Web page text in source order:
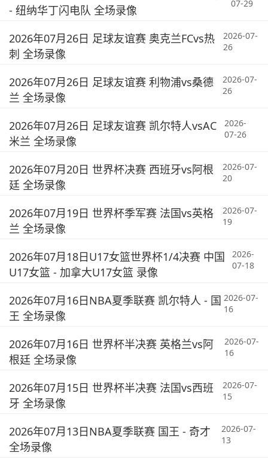
- 纽纳华丁闪电队 全场录像
07-29
2026年07月26日 足球友谊赛 奥克兰FCvs热
刺 全场录像
2026-07-
26
2026年07月26日 足球友谊赛 利物浦vs桑德
兰 全场录像
2026-07-
26
2026年07月26日 足球友谊赛 凯尔特人vsAC
米兰 全场录像
2026-
07-26
2026年07月20日 世界杯决赛 西班牙vs阿根
廷 全场录像
2026-07-
20
2026年07月19日 世界杯季军赛 法国vs英格
兰 全场录像
2026-07-
19
2026年07月18日U17女篮世界杯1/4决赛 中国
U17女篮 - 加拿大U17女篮 录像
2026-
07-18
2026年07月16日NBA夏季联赛 凯尔特人 - 国
王 全场录像
2026-07-
16
2026年07月16日 世界杯半决赛 英格兰vs阿
根廷 全场录像
2026-07-
16
2026年07月15日 世界杯半决赛 法国vs西班
牙 全场录像
2026-07-
15
2026年07月13日NBA夏季联赛 国王 - 奇才
全场录像
2026-07-
13